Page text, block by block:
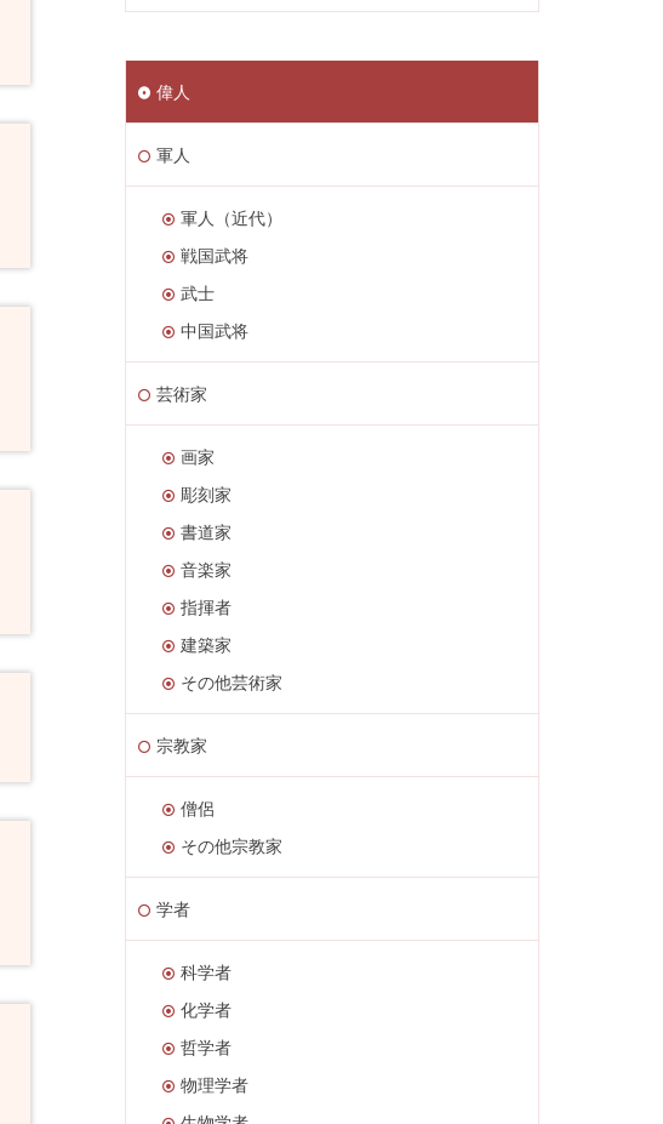
偉人
軍人
軍人（近代）
戦国武将
武士
中国武将
芸術家
画家
彫刻家
書道家
音楽家
指揮者
建築家
その他芸術家
宗教家
僧侶
その他宗教家
学者
科学者
化学者
哲学者
物理学者